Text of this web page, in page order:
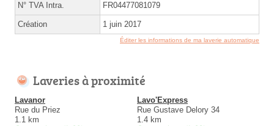
N° TVA Intra. FR04477081079
Création 1 juin 2017
Éditer les informations de ma laverie automatique
Laveries à proximité
Lavanor
Rue du Priez
1.1 km
Lavo'Express
Rue Gustave Delory 34
1.4 km